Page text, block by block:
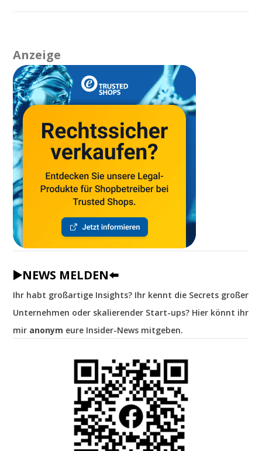
Anzeige
▶️NEWS MELDEN⬅️
Ihr habt großartige Insights? Ihr kennt die Secrets großer
Unternehmen oder skalierender Start-ups? Hier könnt ihr
mir anonym eure Insider-News mitgeben.